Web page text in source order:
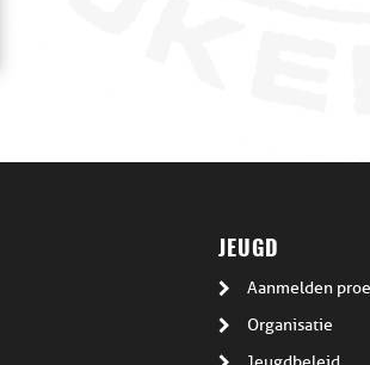
JEUGD
Aanmelden
Organisatie